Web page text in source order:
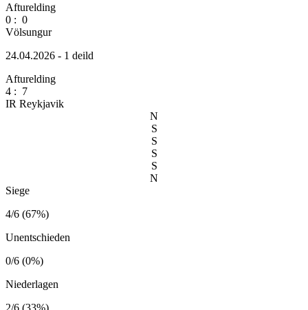
Afturelding
0 : 0
Völsungur
24.04.2026 - 1 deild
Afturelding
4 : 7
IR Reykjavik
N
S
S
S
S
N
Siege
4/6 (67%)
Unentschieden
0/6 (0%)
Niederlagen
2/6 (33%)